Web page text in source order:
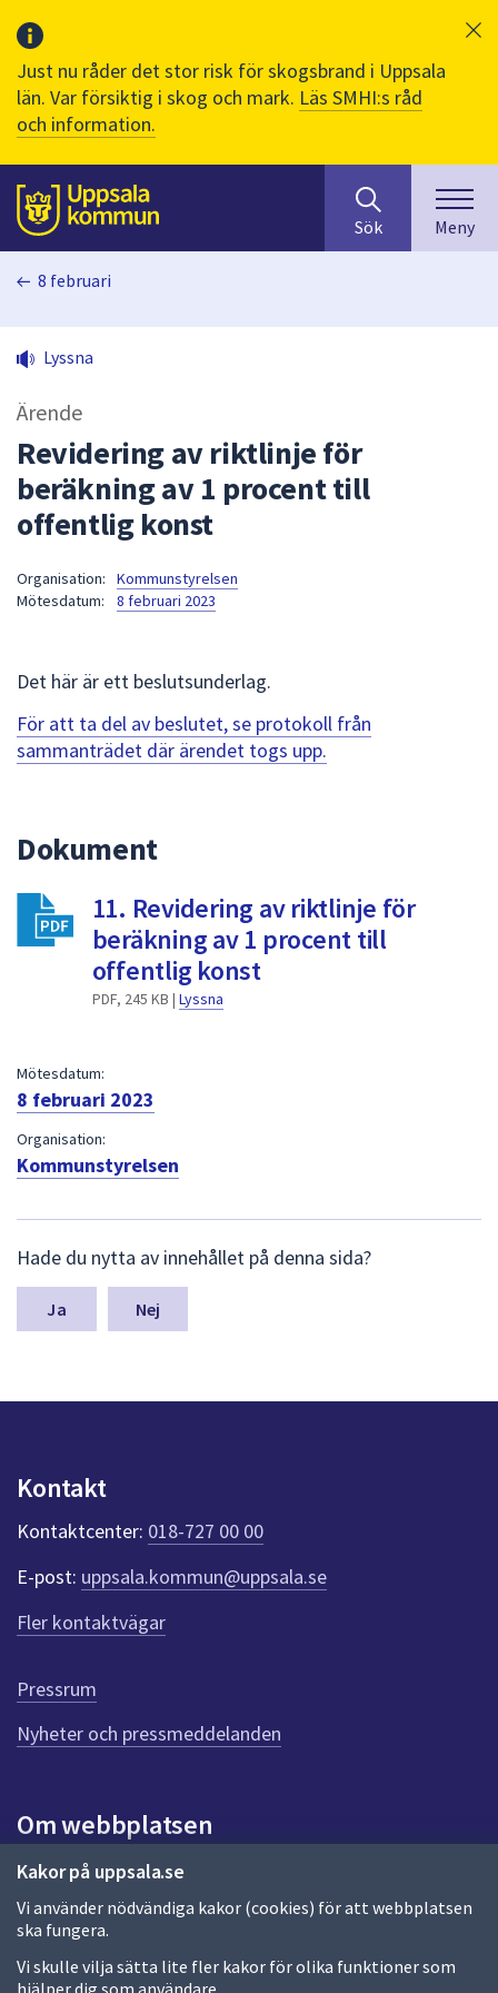
Just nu råder det stor risk för skogsbrand i Uppsala
län. Var försiktig i skog och mark. Läs SMHI:s råd
och information.
Till sidans
huvudinnehåll
efter
innehåll
på
sökfältet
kommer
sökförslag
att
navigera
mellan
att
välja
något
Sök Meny
Kakor på uppsala.se
Vi använder nödvändiga kakor (cookies) för att webbplatsen
ska fungera.
Vi skulle vilja sätta lite fler kakor för olika funktioner som
hjälper dig som användare.
8 februari
Lyssna
Ärende
Revidering av riktlinje för
beräkning av 1 procent till
offentlig konst
Organisation:
Kommunstyrelsen
Mötesdatum:
8 februari 2023
Det här är ett beslutsunderlag.
För att ta del av beslutet, se protokoll från
sammanträdet där ärendet togs upp.
Dokument
11. Revidering av riktlinje för
beräkning av 1 procent till
offentlig konst
PDF, 245 KB | Lyssna
Mötesdatum:
8 februari 2023
Organisation:
Kommunstyrelsen
ä
m
a
n
k
t
e
r
f
ö
r
e
n
n
a
d
a
Hade du nytta av innehållet på denna sida?
Nej
Kontakt
Kontaktcenter: 018-727 00 00
E-post: uppsala.kommun@uppsala.se
Fler kontaktvägar
Pressrum
Nyheter och pressmeddelanden
Om webbplatsen
Om webbplatsen
Allmänna handlingar och diarium
Behandling av personuppgifter